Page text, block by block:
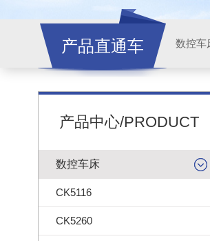
产品直通车
产品中心/PRODUCT
数控车床
CK5116
CK5260